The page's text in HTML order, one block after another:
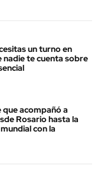
un turno en
nadie te cuenta sobre
acompañó a
Rosario hasta la
con la